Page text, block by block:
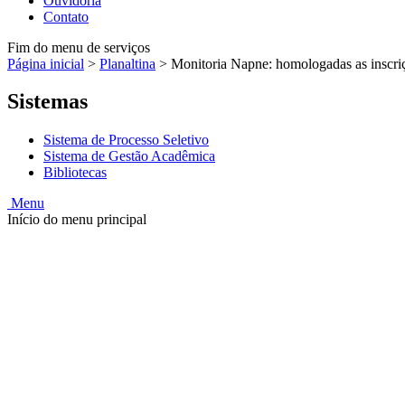
Contato
Fim do menu de serviços
Página inicial > Planaltina > Monitoria Napne: homologadas as
Sistemas
Sistema de Processo Seletivo
Sistema de Gestão Acadêmica
Bibliotecas
Menu
Início do menu principal